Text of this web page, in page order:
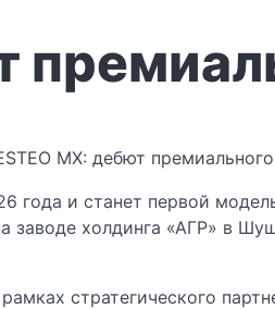
года и станет первой
заводе холдинга «АГР» в
стратегического